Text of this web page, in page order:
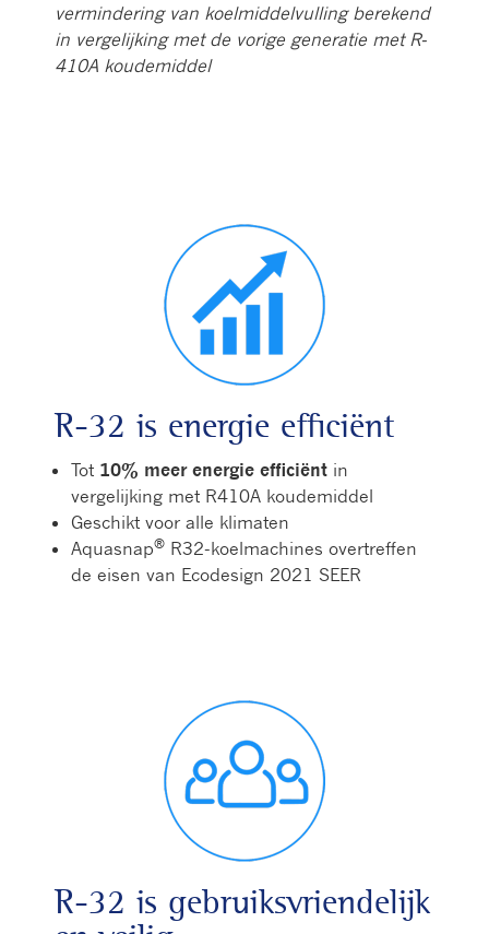
vermindering van koelmiddelvulling berekend
in vergelijking met de vorige generatie met R-
410A koudemiddel
R-32 is energie efficiënt
Tot 10% meer energie efficiënt in
vergelijking met R410A koudemiddel
Geschikt voor alle klimaten
Aquasnap® R32-koelmachines overtreffen
de eisen van Ecodesign 2021 SEER
R-32 is gebruiksvriendelijk